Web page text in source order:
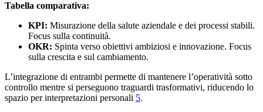
Tabella comparativa:
KPI: Misurazione della salute aziendale e dei processi stabili.
Focus sulla continuità.
OKR: Spinta verso obiettivi ambiziosi e innovazione. Focus
sulla crescita e sul cambiamento.
L’integrazione di entrambi permette di mantenere l’operatività sotto
controllo mentre si perseguono traguardi trasformativi, riducendo lo
spazio per interpretazioni personali 5.